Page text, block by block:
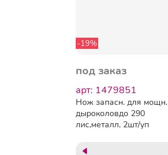
-19%
под заказ
арт: 1479851
Нож запасн. для мощн.
дыроколовдо 290
лис,металл, 2шт/уп